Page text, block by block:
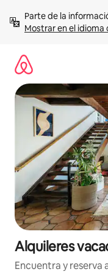
contenidoMostrar en el idioma
Alquileres
Encuentra y